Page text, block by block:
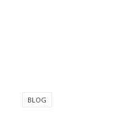
BLOG